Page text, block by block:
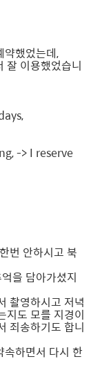
약했었는데,
잘 이용했었습니
-> I reserve
번 안하시고 북
을 담아가셨지
촬영하시고 저녁
지도 모를 지경이
죄송하기도 합니
하면서 다시 한